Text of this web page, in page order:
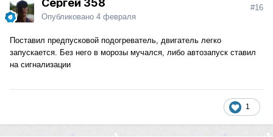
Сергей 358
Опубликовано 4 февраля
#16
Поставил предпусковой подогреватель, двигатель легко
запускается. Без него в морозы мучался, либо автозапуск ставил
на сигнализации
1